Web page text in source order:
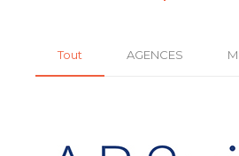
Tout AGENCES